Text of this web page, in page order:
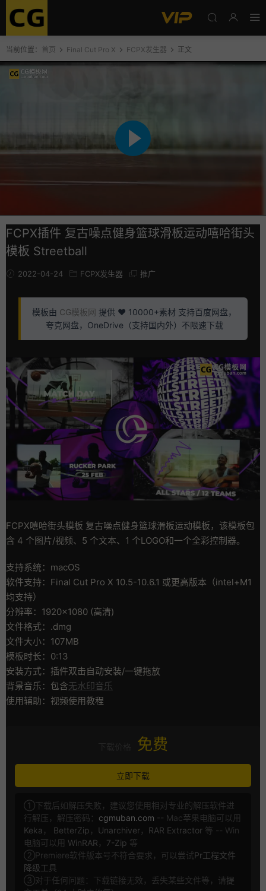
当前位置： 首页 Final Cut Pro X FCPX发生器 正文
FCPX插件 复古噪点健身篮球滑板运动嘻哈街头
模板 Streetball
2022-04-24 FCPX发生器 推广
模板由 CG模板网 提供 ❤️ 10000+素材 支持百度网盘，
夸克网盘，OneDrive（支持国内外）不限速下载
FCPX嘻哈街头模板 复古噪点健身篮球滑板运动模板，该模板包
含 4 个图片/视频、5 个文本、1 个LOGO和一个全彩控制器。
支持系统：macOS
软件支持：Final Cut Pro X 10.5-10.6.1 或更高版本（intel+M1
均支持）
分辨率：1920×1080 (高清)
文件格式：.dmg
文件大小：107MB
模板时长：0:13
安装方式：插件双击自动安装/一键拖放
背景音乐：包含无水印音乐
使用辅助：视频使用教程
免费
立即下载
①下载后如解压失败，建议您使用相对专业的解压软件进
行解压，解压密码： cgmuban.com -- Mac苹果电脑可以用
Keka ， BetterZip ， Unarchiver， RAR Extractor 等 -- Win
电脑可以用 WinRAR ， 7-Zip 等
②Premiere软件版本号不符合要求，可以尝试Pr工程文件
降级工具
③对于任何问题：下载链接无效，丢失某些文件等，请提